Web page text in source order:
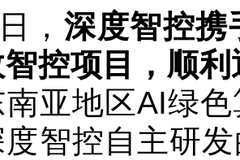
深度智控
控项目，顺
亚地区AI绿
智控自主研